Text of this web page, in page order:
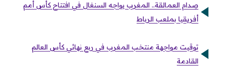
صِدام العمالقة.. المغرب يواجه السنغال في افتتاح كأس أمم
أفريقيا بملعب الرباط
توقيت مواجهة منتخب المغرب في ربع نهائي كأس العالم
القادمة